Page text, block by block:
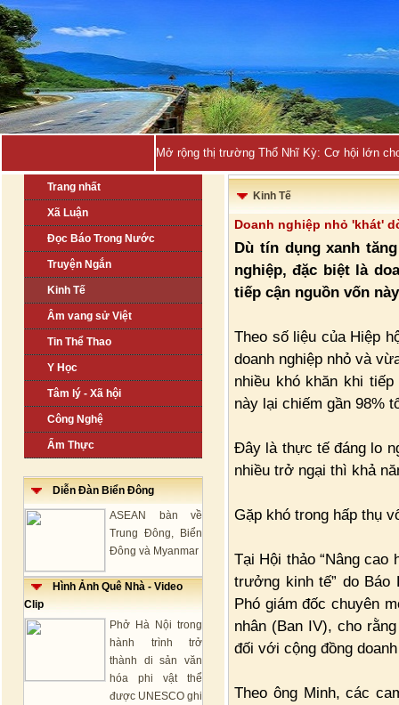
Mở rộng thị trường Thổ Nhĩ Kỳ: Cơ hội lớn
Trang nhất
Xã Luận
Đọc Báo Trong Nước
Truyện Ngắn
Kinh Tế
Âm vang sử Việt
Tin Thể Thao
Y Học
Tâm lý - Xã hội
Công Nghệ
Ẩm Thực
Diễn Đàn Biển Đông
ASEAN bàn về
Trung Đông, Biển
Đông và Myanmar
Hình Ảnh Quê Nhà - Video
Clip
Phở Hà Nội trong
hành trình trở
thành di sản văn
hóa phi vật thể
được UNESCO ghi
Kinh Tế
Doanh nghiệp nhỏ 'khát'
Dù tín dụng xanh
nghiệp, đặc biệt là
tiếp cận nguồn vốn
Theo số liệu của Hiệp
doanh nghiệp nhỏ và
nhiều khó khăn khi
này lại chiếm gần 98%
Đây là thực tế đáng lo
nhiều trở ngại thì khả
Gặp khó trong hấp thụ
Tại Hội thảo “Nâng cao
trưởng kinh tế” do Báo
Phó giám đốc chuyên
nhân (Ban IV), cho
đối với cộng đồng
Theo ông Minh, các